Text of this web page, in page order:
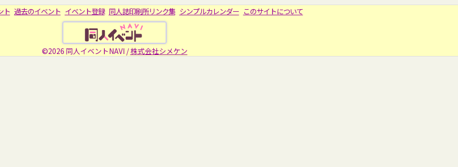
ト 過去のイベント イベント登録 同人誌印刷所リンク集 シンプルカレンダー このサイトについて
©2026 同人イベントNAVI /株式会社シメケン